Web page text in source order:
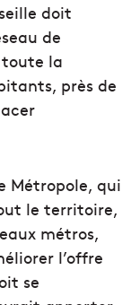
doit
de
la
près de
Métropole, qui
le territoire,
métros,
l’offre
se